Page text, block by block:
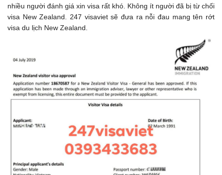
nhiều người đánh giá xin visa rất khó. Không ít người đã bị từ chối
visa New Zealand. 247 visaviet sẽ đưa ra nỗi đau mang tên rớt
visa du lịch New Zealand.